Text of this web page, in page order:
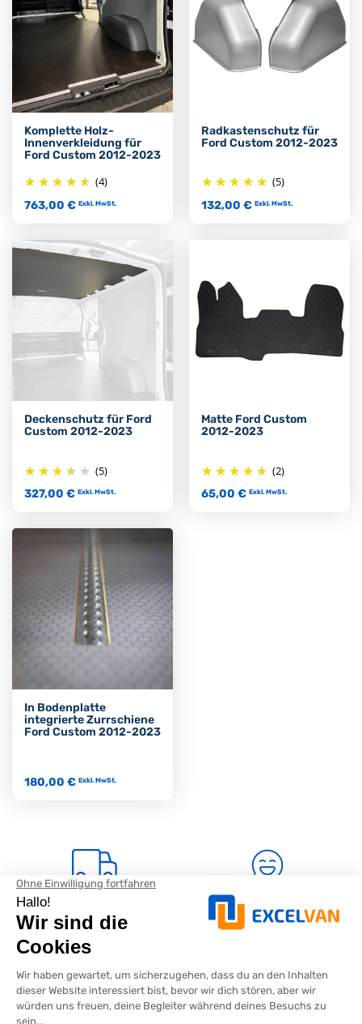
Komplette Holz-
Innenverkleidung für
Ford Custom 2012-2023
(4)
763,00 € Exkl. MwSt.
Radkastenschutz für
Ford Custom 2012-2023
(5)
132,00 € Exkl. MwSt.
Deckenschutz für Ford
Custom 2012-2023
(5)
327,00 € Exkl. MwSt.
Matte Ford Custom
2012-2023
(2)
65,00 € Exkl. MwSt.
In Bodenplatte
integrierte Zurrschiene
Ford Custom 2012-2023
180,00 € Exkl. MwSt.
Kostenloser Versand
ab 400 € netto Bestellwert Inklusion, Teamgeist und Fairness
Europäisches
Unternehmen
Bevorzugt in Deutschland,
Frankreich und Europa hergestellt
Frankreich, Belgien, Luxemburg und
Schweiz